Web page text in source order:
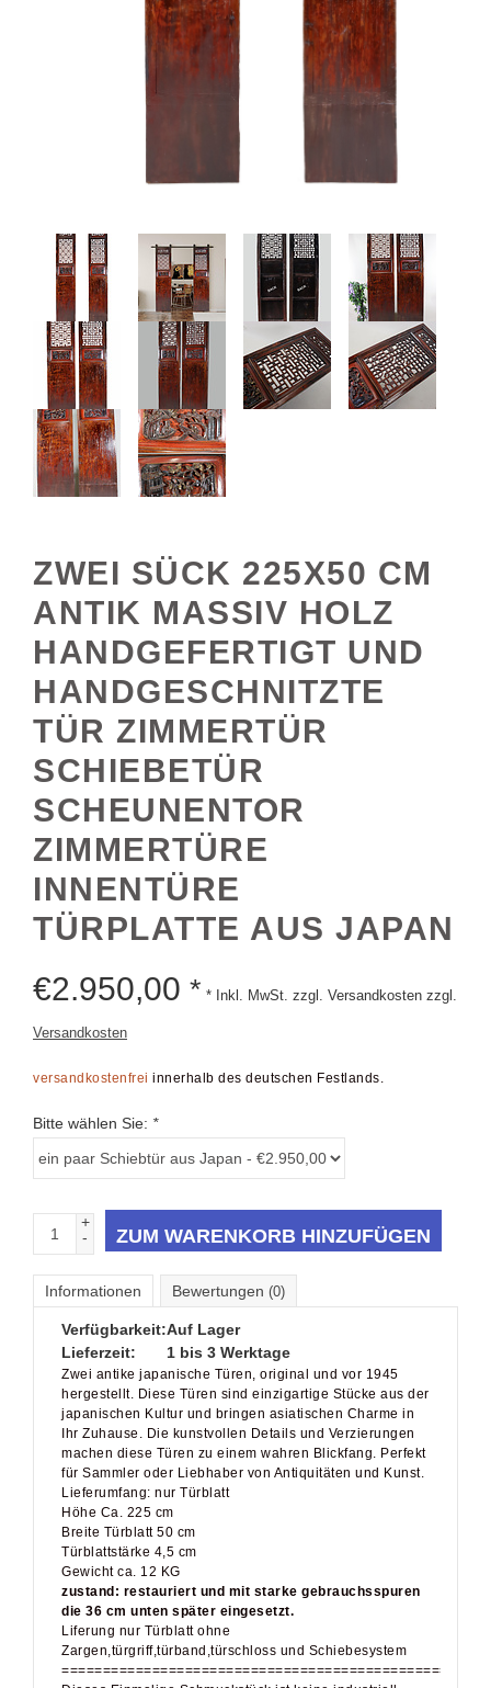
ZWEI SÜCK 225X50 CM
ANTIK MASSIV HOLZ
HANDGEFERTIGT UND
HANDGESCHNITZTE
TÜR ZIMMERTÜR
SCHIEBETÜR
SCHEUNENTOR
ZIMMERTÜRE
INNENTÜRE
TÜRPLATTE AUS JAPAN
€2.950,00 * * Inkl. MwSt. zzgl. Versandkosten zzgl.
Versandkosten
versandkostenfrei innerhalb des deutschen Festlands.
Bitte wählen Sie: *
+
-
ZUM WARENKORB HINZUFÜGEN
Informationen Bewertungen (0)
Verfügbarkeit:Auf Lager
Lieferzeit:
1 bis 3 Werktage
Zwei antike japanische Türen, original und vor 1945
hergestellt. Diese Türen sind einzigartige Stücke aus der
japanischen Kultur und bringen asiatischen Charme in
Ihr Zuhause. Die kunstvollen Details und Verzierungen
machen diese Türen zu einem wahren Blickfang. Perfekt
für Sammler oder Liebhaber von Antiquitäten und Kunst.
Lieferumfang: nur Türblatt
Höhe Ca. 225 cm
Breite Türblatt 50 cm
Türblattstärke 4,5 cm
Gewicht ca. 12 KG
zustand: restauriert und mit starke gebrauchsspuren
die 36 cm unten später eingesetzt.
Liferung nur Türblatt ohne
Zargen,türgriff,türband,türschloss und Schiebesystem